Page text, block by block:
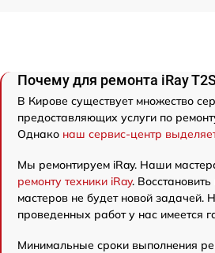
Почему для ремонта iRay
В Кирове существует множество
предоставляющих услуги по
Однако наш сервис-центр
Мы ремонтируем iRay. Наши
ремонту техники iRay.
мастеров не будет новой задачей.
проведенных работ у нас имеется
Минимальные сроки выполнения